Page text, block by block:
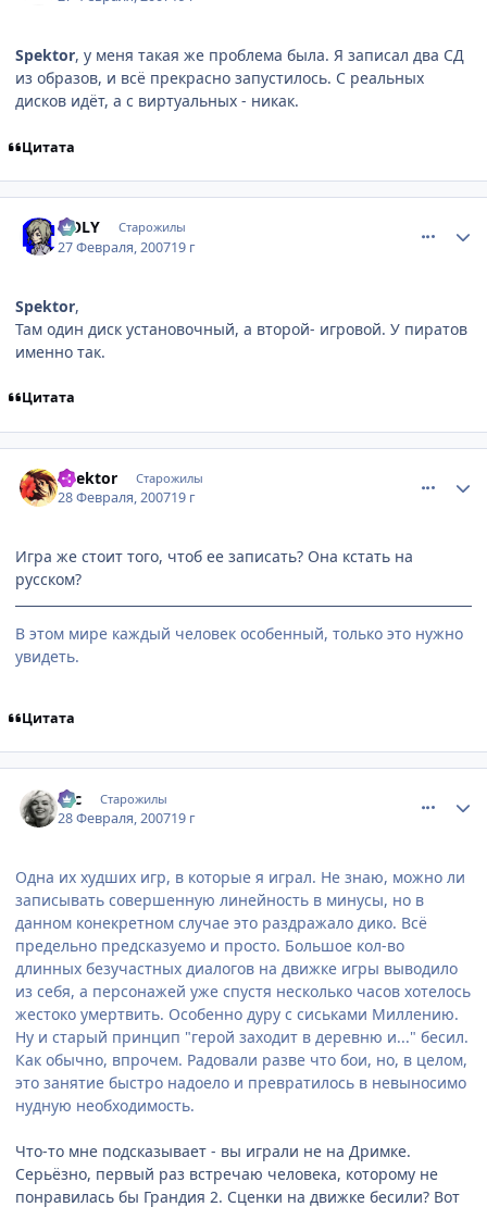
Spektor, у меня такая же проблема была. Я записал два СД
из образов, и всё прекрасно запустилось. С реальных
дисков идёт, а с виртуальных - никак.
Цитата
HOLY Старожилы
27 Февраля, 200719 г
Spektor,
Там один диск установочный, а второй- игровой. У пиратов
именно так.
Цитата
Spektor Старожилы
28 Февраля, 200719 г
Игра же стоит того, чтоб ее записать? Она кстать на
русском?
В этом мире каждый человек особенный, только это нужно
увидеть.
Цитата
asc Старожилы
28 Февраля, 200719 г
Одна их худших игр, в которые я играл. Не знаю, можно ли
записывать совершенную линейность в минусы, но в
данном конекретном случае это раздражало дико. Всё
предельно предсказуемо и просто. Большое кол-во
длинных безучастных диалогов на движке игры выводило
из себя, а персонажей уже спустя несколько часов хотелось
жестоко умертвить. Особенно дуру с сиськами Миллению.
Ну и старый принцип "герой заходит в деревню и..." бесил.
Как обычно, впрочем. Радовали разве что бои, но, в целом,
это занятие быстро надоело и превратилось в невыносимо
нудную необходимость.
Что-то мне подсказывает - вы играли не на Дримке.
Серьёзно, первый раз встречаю человека, которому не
понравилась бы Грандия 2. Сценки на движке бесили? Вот